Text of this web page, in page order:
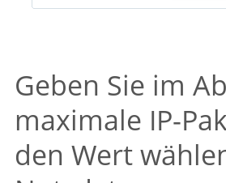
Geben Sie im
maximale IP-
den Wert